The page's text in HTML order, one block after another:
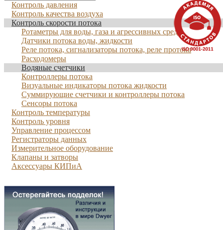
Контроль давления
Контроль качества воздуха
Контроль скорости потока
Ротаметры для воды, газа и агрессивных сред
Датчики потока воды, жидкости
Реле потока, сигнализаторы потока, реле протока
Расходомеры
Водяные счетчики
Контроллеры потока
Визуальные индикаторы потока жидкости
Суммирующие счетчики и контроллеры потока
Сенсоры потока
Контроль температуры
Контроль уровня
Управление процессом
Регистраторы данных
Измерительное оборудование
Клапаны и затворы
Аксессуары КИПиА